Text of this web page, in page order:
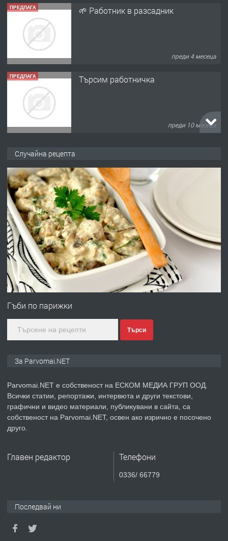
ПРЕДЛАГА 🌱 Работник в разсадник
преди 4 месеца
ПРЕДЛАГА Търсим работничка
преди 10 месеца
ПРЕДЛАГА Работа за общи работници
преди 1 година
ПРЕДЛАГА
Първи поход "По стъпките на Ангел
преди 1 година
ПРЕДЛАГА Уроци по Математика
Случайна рецепта
Гъби по парижки
Търси
За Parvomai.NET
Parvomai.NET е собственост на ЕСКОМ МЕДИА ГРУП ООД.
Всички статии, репортажи, интервюта и други текстови,
графични и видео материали, публикувани в сайта, са
собственост на Parvomai.NET, освен ако изрично е посочено
друго.
Главен редактор Телефони
0336/ 66779
Последвай ни